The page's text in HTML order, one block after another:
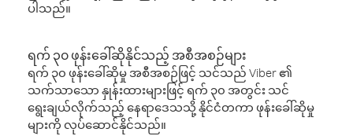
ပါသည်။
ရက် ၃၀ ဖုန်းခေါ်ဆိုနိုင်သည့် အစီအစဉ်များ
ရက် ၃၀ ဖုန်းခေါ်ဆိုမှု အစီအစဉ်ဖြင့် သင်သည် Viber ၏
သက်သာသော နှုန်းထားများဖြင့် ရက် ၃၀ အတွင်း သင်
ရွေးချယ်လိုက်သည့် နေရာဒေသသို့ နိုင်ငံတကာ ဖုန်းခေါ်ဆိုမှု
များကို လုပ်ဆောင်နိုင်သည်။